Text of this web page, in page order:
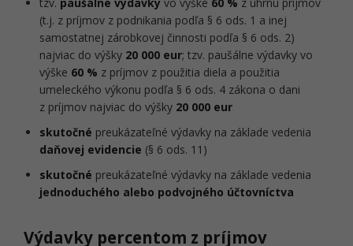
(t.j. z príjmov z podnikania podľa § 6 ods. 1 a inej
samostatnej zárobkovej činnosti podľa § 6 ods. 2)
najviac do výšky 20 000 eur; tzv. paušálne výdavky vo
výške 60 % z príjmov z použitia diela a použitia
umeleckého výkonu podľa § 6 ods. 4 zákona o dani
z príjmov najviac do výšky 20 000 eur
skutočné preukázateľné výdavky na základe vedenia
daňovej evidencie (§ 6 ods. 11)
skutočné preukázateľné výdavky na základe vedenia
jednoduchého alebo podvojného účtovníctva
Výdavky percentom z príjmov